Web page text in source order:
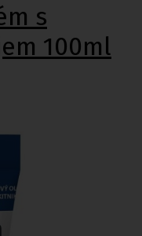
s
100ml